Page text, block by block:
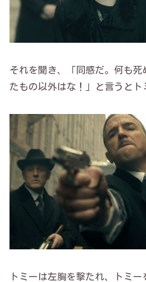
それを聞き、「同感だ。何も
たもの以外はな！」と言うとト
トミーは左胸を撃たれ、トミ